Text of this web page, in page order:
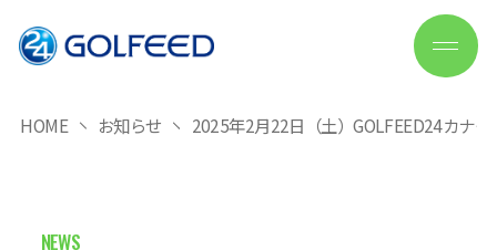
HOME お知らせ 2025年2月22日（土）GOLFEED24カナ